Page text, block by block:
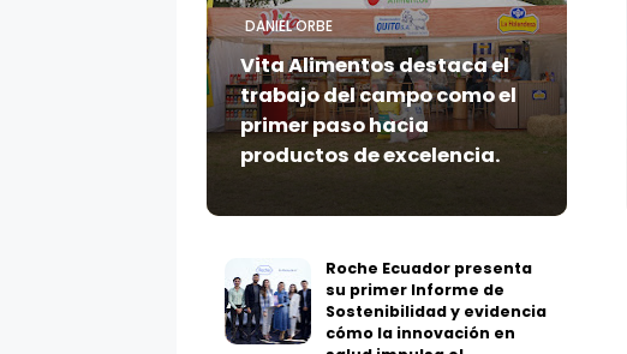
DANIEL ORBE
Vita Alimentos destaca el
trabajo del campo como el
primer paso hacia
productos de excelencia.
Roche Ecuador presenta
su primer Informe de
Sostenibilidad y evidencia
cómo la innovación en